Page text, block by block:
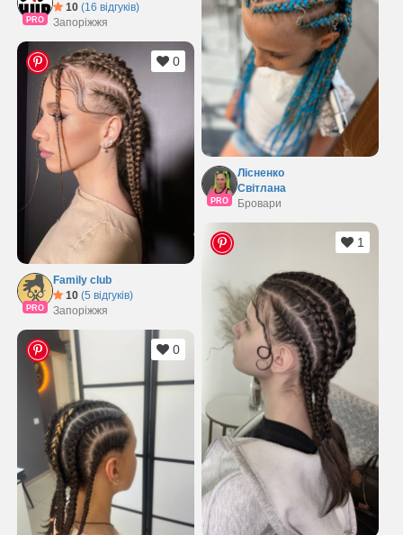
PRO
10 (16 відгуків)
Запоріжжя
PRO
Лісненко
Світлана
Бровари
PRO
Family club
10 (5 відгуків)
Запоріжжя
0
1
0